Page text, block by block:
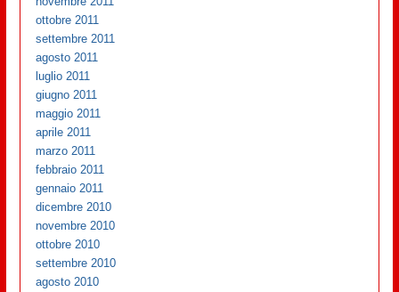
ottobre 2011
settembre 2011
agosto 2011
luglio 2011
giugno 2011
maggio 2011
aprile 2011
marzo 2011
febbraio 2011
gennaio 2011
dicembre 2010
novembre 2010
ottobre 2010
settembre 2010
agosto 2010